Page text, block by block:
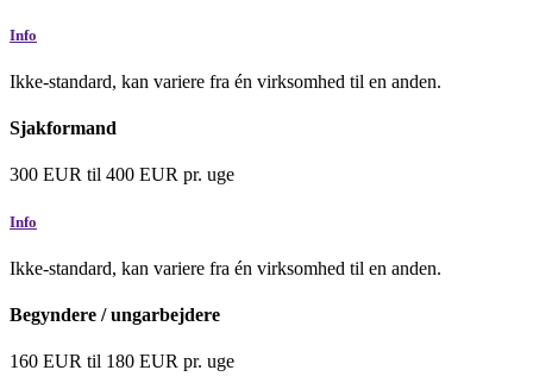
Info
Ikke-standard, kan variere fra én virksomhed til en anden.
Sjakformand
300 EUR til 400 EUR pr. uge
Info
Ikke-standard, kan variere fra én virksomhed til en anden.
Begyndere / ungarbejdere
160 EUR til 180 EUR pr. uge